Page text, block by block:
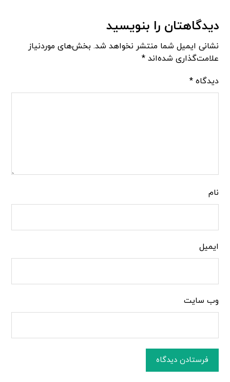
دیدگاهتان را بنویسید
نشانی ایمیل شما منتشر نخواهد شد. بخش‌های موردنیاز
علامت‌گذاری شده‌اند*
دیدگاه*
نام
ایمیل
وب‌ سایت
فرستادن دیدگاه